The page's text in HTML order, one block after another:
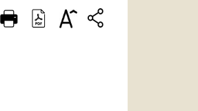
FRANÇAIS